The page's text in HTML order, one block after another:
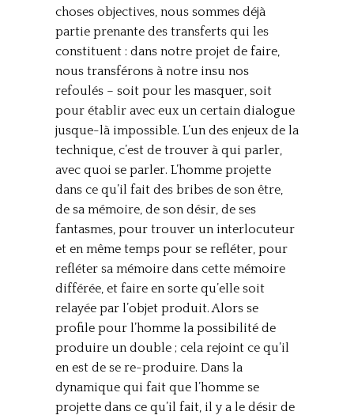
choses objectives, nous sommes déjà
partie prenante des transferts qui les
constituent : dans notre projet de faire,
nous transférons à notre insu nos
refoulés – soit pour les masquer, soit
pour établir avec eux un certain dialogue
jusque-là impossible. L’un des enjeux de la
technique, c’est de trouver à qui parler,
avec quoi se parler. L’homme projette
dans ce qu’il fait des bribes de son être,
de sa mémoire, de son désir, de ses
fantasmes, pour trouver un interlocuteur
et en même temps pour se refléter, pour
refléter sa mémoire dans cette mémoire
différée, et faire en sorte qu’elle soit
relayée par l’objet produit. Alors se
profile pour l’homme la possibilité de
produire un double ; cela rejoint ce qu’il
en est de se re-produire. Dans la
dynamique qui fait que l’homme se
projette dans ce qu’il fait, il y a le désir de